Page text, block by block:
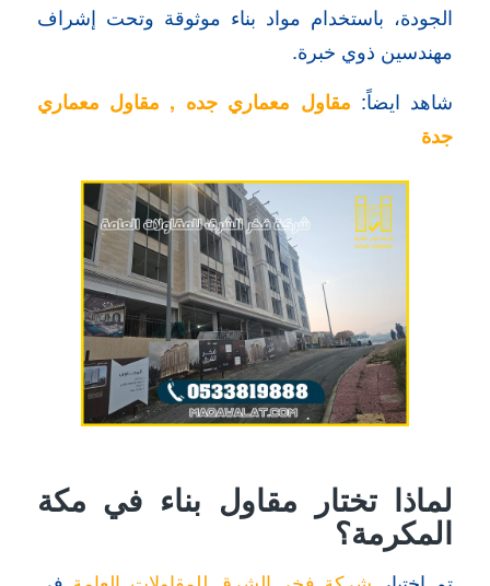
الجودة، باستخدام مواد بناء موثوقة وتحت إشراف
مهندسين ذوي خبرة.
شاهد ايضاً: مقاول معماري جده , مقاول معماري
جدة
لماذا تختار مقاول بناء في مكة
المكرمة؟